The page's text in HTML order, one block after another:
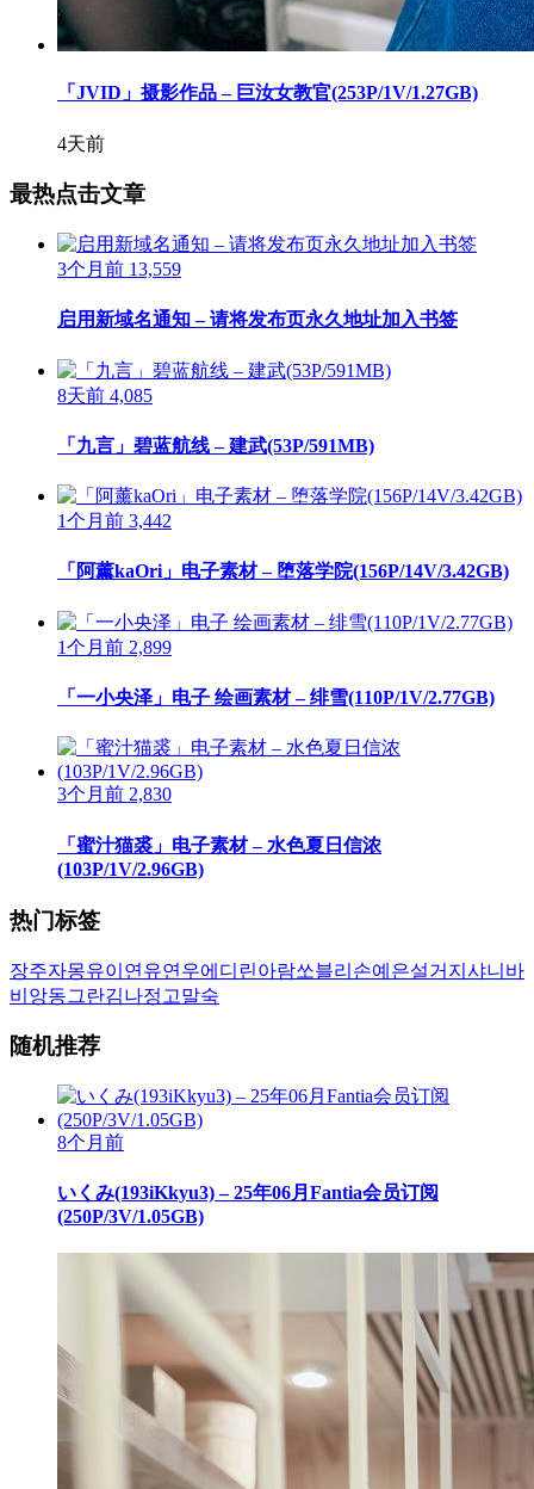
「JVID」摄影作品 – 巨汝女教官(253P/1V/1.27GB)
4天前
最热点击文章
3个月前 13,559
启用新域名通知 – 请将发布页永久地址加入书签
8天前 4,085
「九言」碧蓝航线 – 建武(53P/591MB)
1个月前 3,442
「阿薰kaOri」电子素材 – 堕落学院(156P/14V/3.42GB)
1个月前 2,899
「一小央泽」电子 绘画素材 – 绯雪(110P/1V/2.77GB)
3个月前 2,830
「蜜汁猫裘」电子素材 – 水色夏日信浓
(103P/1V/2.96GB)
热门标签
장주자몽유이 연유연우에디린아람쏘블리 손예은설거지 샤니 바
비앙동그란김나정 고말숙
随机推荐
8个月前
いくみ(193iKkyu3) – 25年06月Fantia会员订阅
(250P/3V/1.05GB)